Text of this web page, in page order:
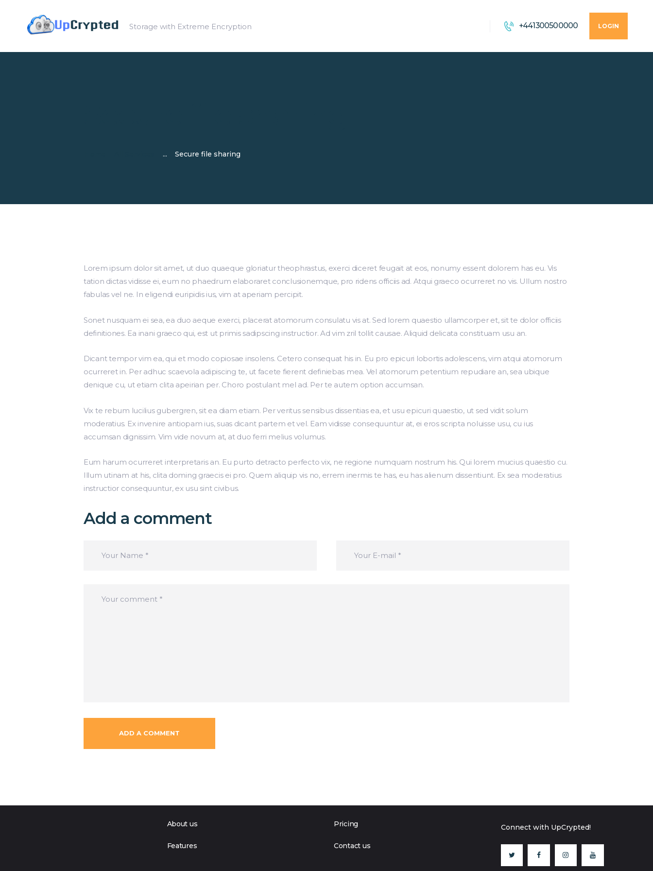
Storage with Extreme Encryption +441300500000 LOGIN
... Secure file sharing
FEATURES
PRICING
Lorem ipsum dolor sit amet, ut duo quaeque gloriatur theophrastus, exerci diceret feugait at eos, nonumy essent dolorem has eu. Vis
tation dictas vidisse ei, eum no phaedrum elaboraret conclusionemque, pro ridens officiis ad. Atqui graeco ocurreret no vis. Ullum nostro
fabulas vel ne. In eligendi euripidis ius, vim at aperiam percipit.
Sonet nusquam ei sea, ea duo aeque exerci, placerat atomorum consulatu vis at. Sed lorem quaestio ullamcorper et, sit te dolor officiis
definitiones. Ea inani graeco qui, est ut primis sadipscing instructior. Ad vim zril tollit causae. Aliquid delicata constituam usu an.
Dicant tempor vim ea, qui et modo copiosae insolens. Cetero consequat his in. Eu pro epicuri lobortis adolescens, vim atqui atomorum
ocurreret in. Per adhuc scaevola adipiscing te, ut facete fierent definiebas mea. Vel atomorum petentium repudiare an, sea ubique
denique cu, ut etiam clita apeirian per. Choro postulant mel ad. Per te autem option accumsan.
Vix te rebum lucilius gubergren, sit ea diam etiam. Per veritus sensibus dissentias ea, et usu epicuri quaestio, ut sed vidit solum
moderatius. Ex invenire antiopam ius, suas dicant partem et vel. Eam vidisse consequuntur at, ei eros scripta noluisse usu, cu ius
accumsan dignissim. Vim vide novum at, at duo ferri melius volumus.
Eum harum ocurreret interpretaris an. Eu purto detracto perfecto vix, ne regione numquam nostrum his. Qui lorem mucius quaestio cu.
Illum utinam at his, clita doming graecis ei pro. Quem aliquip vis no, errem inermis te has, eu has alienum dissentiunt. Ex sea moderatius
instructior consequuntur, ex usu sint civibus.
Add a comment
About us
Features
Pricing
Contact us
Connect with UpCrypted!